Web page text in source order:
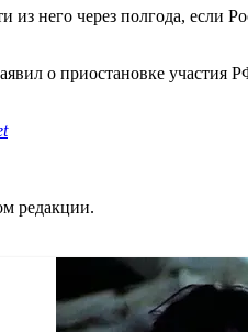
него через полгода, если
о приостановке
редакции.